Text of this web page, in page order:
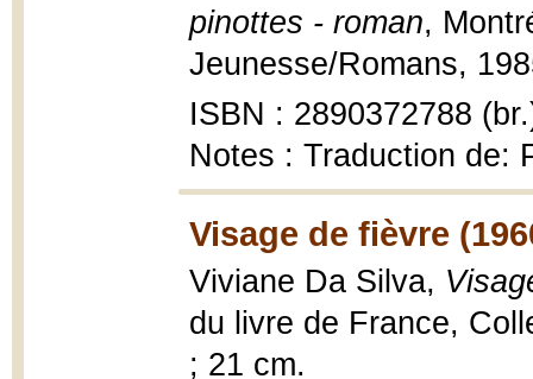
pinottes - roman,
Jeunesse/Romans,
ISBN : 2890372788
Notes : Traduction de:
Visage de fièvre
Viviane Da Silva,
du livre de France,
; 21 cm.